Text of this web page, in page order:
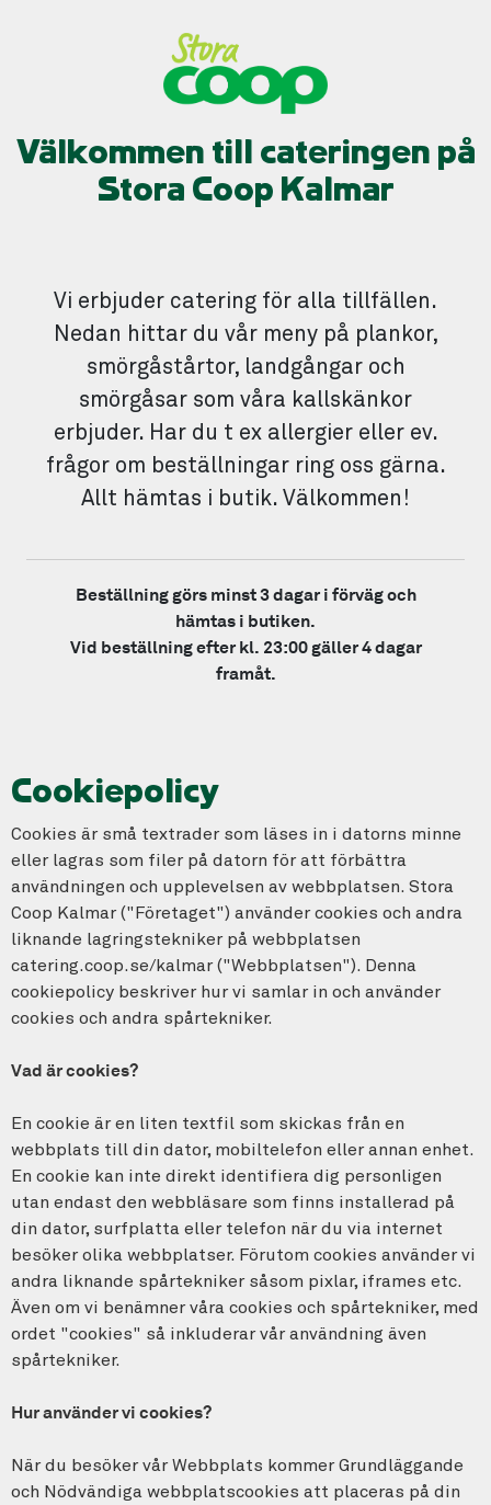
Välkommen till cateringen på
Stora Coop Kalmar
Vi erbjuder catering för alla tillfällen.
Nedan hittar du vår meny på plankor,
smörgåstårtor, landgångar och
smörgåsar som våra kallskänkor
erbjuder. Har du t ex allergier eller ev.
frågor om beställningar ring oss gärna.
Allt hämtas i butik. Välkommen!
Beställning görs minst 3 dagar i förväg och
hämtas i butiken.
Vid beställning efter kl. 23:00 gäller 4 dagar
framåt.
Cookiepolicy
Cookies är små textrader som läses in i datorns minne
eller lagras som filer på datorn för att förbättra
användningen och upplevelsen av webbplatsen. Stora
Coop Kalmar ("Företaget") använder cookies och andra
liknande lagringstekniker på webbplatsen
catering.coop.se/kalmar ("Webbplatsen"). Denna
cookiepolicy beskriver hur vi samlar in och använder
cookies och andra spårtekniker.
Vad är cookies?
En cookie är en liten textfil som skickas från en
webbplats till din dator, mobiltelefon eller annan enhet.
En cookie kan inte direkt identifiera dig personligen
utan endast den webbläsare som finns installerad på
din dator, surfplatta eller telefon när du via internet
besöker olika webbplatser. Förutom cookies använder vi
andra liknande spårtekniker såsom pixlar, iframes etc.
Även om vi benämner våra cookies och spårtekniker, med
ordet "cookies" så inkluderar vår användning även
spårtekniker.
Hur använder vi cookies?
När du besöker vår Webbplats kommer Grundläggande
och Nödvändiga webbplatscookies att placeras på din